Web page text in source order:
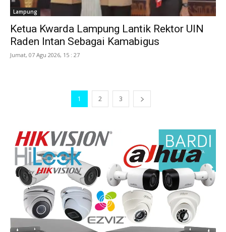
Lampung
Ketua Kwarda Lampung Lantik Rektor UIN
Raden Intan Sebagai Kamabigus
Jumat, 07 Agu 2026, 15 : 27
1 2 3